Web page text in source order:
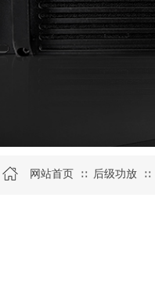
网站首页 ∷ 后级功放 ∷